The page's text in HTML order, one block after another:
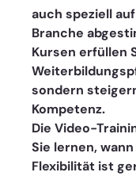
auch speziell
Branche
Kursen erfüllen
sondern
Kompetenz.
Die Video-
Sie lernen,
Flexibilität ist